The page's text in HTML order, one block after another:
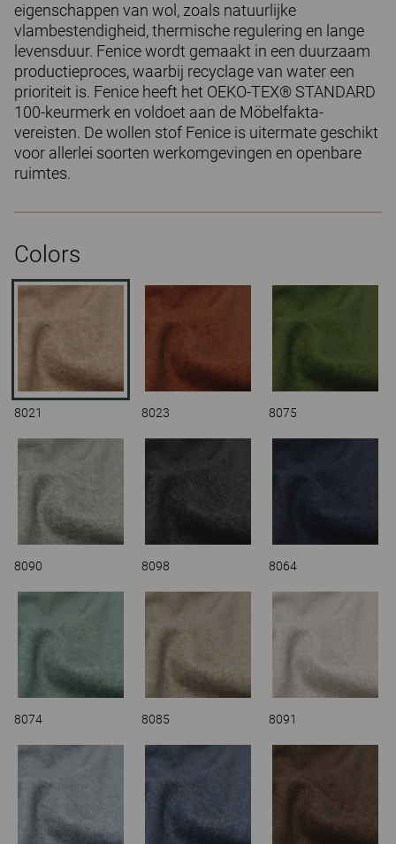
eigenschappen van wol, zoals natuurlijke
vlambestendigheid, thermische regulering en lange
levensduur. Fenice wordt gemaakt in een duurzaam
productieproces, waarbij recyclage van water een
prioriteit is. Fenice heeft het OEKO-TEX® STANDARD
100-keurmerk en voldoet aan de Möbelfakta-
vereisten. De wollen stof Fenice is uitermate geschikt
voor allerlei soorten werkomgevingen en openbare
ruimtes.
Colors
8021 8023 8075
8090 8098 8064
8074 8085 8091